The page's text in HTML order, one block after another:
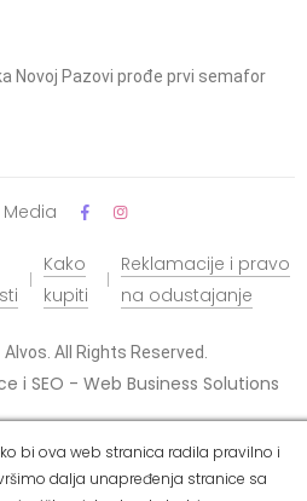
Novoj Pazovi prođe prvi semafor
All Rights Reserved.
i SEO - Web Business Solutions
Kako
kupiti
Reklamacije i pravo
na odustajanje
bi ova web stranica radila pravilno i
dalja unapređenja stranice sa